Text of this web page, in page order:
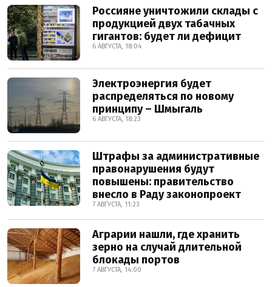
Россияне уничтожили склады с
продукцией двух табачных
гигантов: будет ли дефицит
6 АВГУСТА, 18:04
Электроэнергия будет
распределяться по новому
принципу – Шмыгаль
6 АВГУСТА, 18:23
Штрафы за административные
правонарушения будут
повышены: правительство
внесло в Раду законопроект
7 АВГУСТА, 11:23
Аграрии нашли, где хранить
зерно на случай длительной
блокады портов
7 АВГУСТА, 14:00